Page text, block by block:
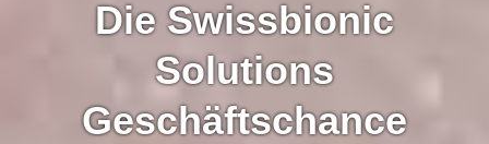
Die Swissbionic
Solutions
Geschäftschance